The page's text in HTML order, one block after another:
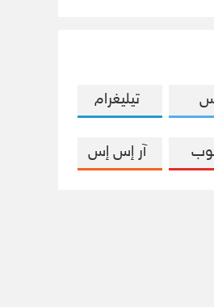
تيليغرام
آر إس إس